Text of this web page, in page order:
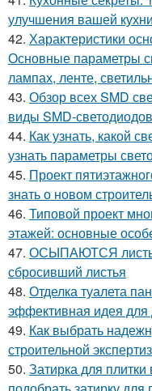
улучшения вашей кухни
42. Характеристики
Основные параметры
лампах, ленте,
43. Обзор всех SMD
виды SMD-светодиодов
44. Как узнать, какой
узнать параметры
45. Проект
знать о новом
46. Типовой проект
этажей: основные
47. ОСЫПАЮТСЯ листья
сбросивший листья
48. Отделка туалета
эффективная идея
49. Как выбрать
строительной
50. Затирка для